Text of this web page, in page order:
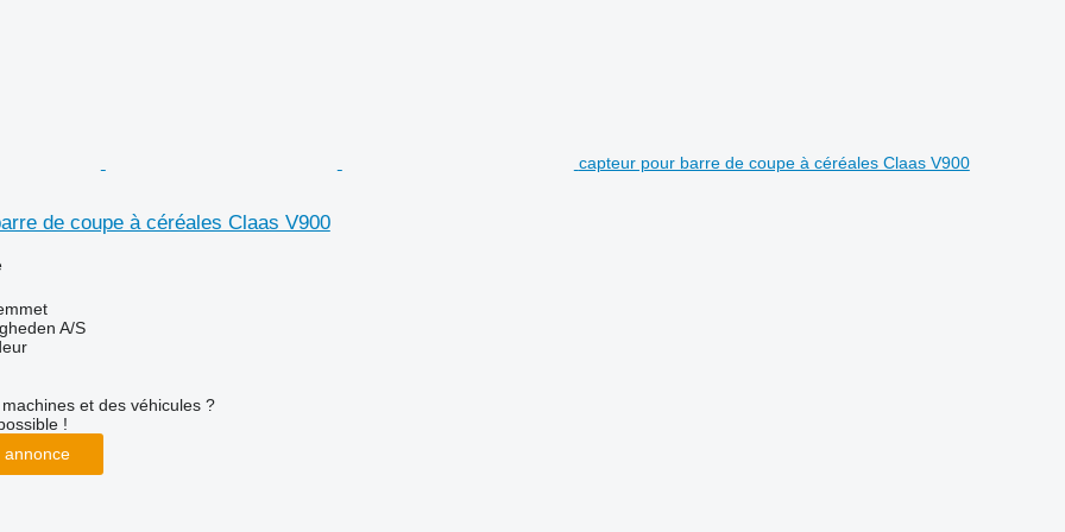
capteur pour barre de coupe à céréales Claas V900
de coupe à céréales Claas V900
A/S
et des véhicules ?
!
annonce